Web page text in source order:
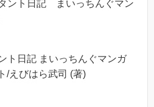
ント日記 まいっちんぐマン
ト日記 まいっちんぐマンガ
/えびはら武司 (著)